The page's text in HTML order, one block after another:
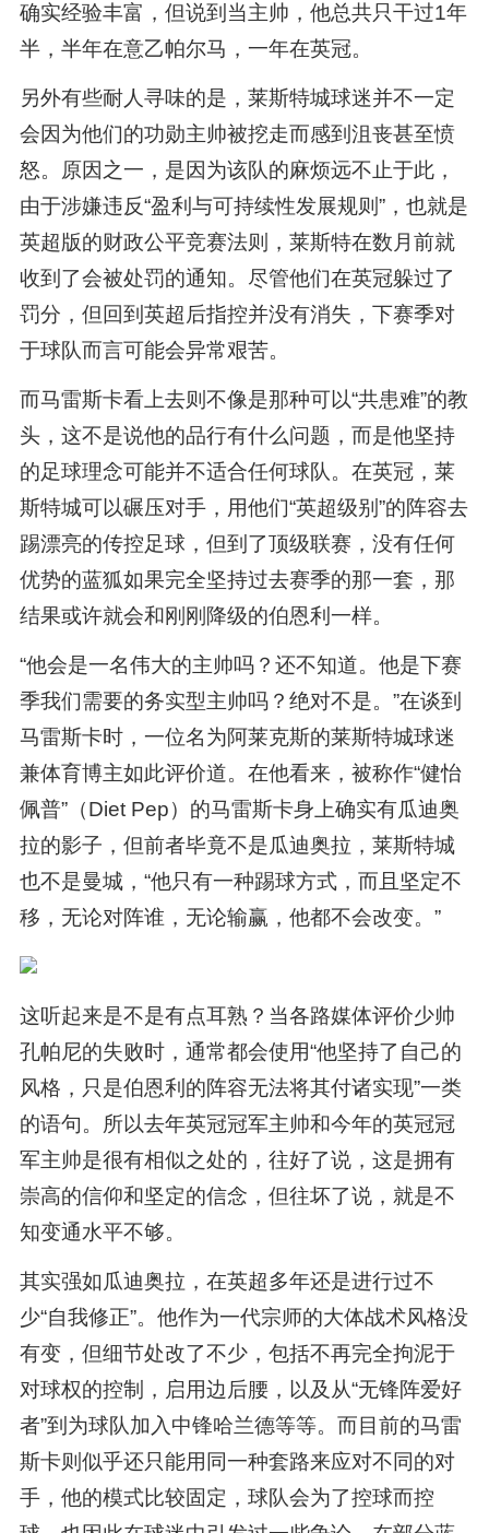
确实经验丰富，但说到当主帅，他总共只干过1年
半，半年在意乙帕尔马，一年在英冠。
另外有些耐人寻味的是，莱斯特城球迷并不一定
会因为他们的功勋主帅被挖走而感到沮丧甚至愤
怒。原因之一，是因为该队的麻烦远不止于此，
由于涉嫌违反“盈利与可持续性发展规则”，也就是
英超版的财政公平竞赛法则，莱斯特在数月前就
收到了会被处罚的通知。尽管他们在英冠躲过了
罚分，但回到英超后指控并没有消失，下赛季对
于球队而言可能会异常艰苦。
而马雷斯卡看上去则不像是那种可以“共患难”的教
头，这不是说他的品行有什么问题，而是他坚持
的足球理念可能并不适合任何球队。在英冠，莱
斯特城可以碾压对手，用他们“英超级别”的阵容去
踢漂亮的传控足球，但到了顶级联赛，没有任何
优势的蓝狐如果完全坚持过去赛季的那一套，那
结果或许就会和刚刚降级的伯恩利一样。
“他会是一名伟大的主帅吗？还不知道。他是下赛
季我们需要的务实型主帅吗？绝对不是。”在谈到
马雷斯卡时，一位名为阿莱克斯的莱斯特城球迷
兼体育博主如此评价道。在他看来，被称作“健怡
佩普”（Diet Pep）的马雷斯卡身上确实有瓜迪奥
拉的影子，但前者毕竟不是瓜迪奥拉，莱斯特城
也不是曼城，“他只有一种踢球方式，而且坚定不
移，无论对阵谁，无论输赢，他都不会改变。”
这听起来是不是有点耳熟？当各路媒体评价少帅
孔帕尼的失败时，通常都会使用“他坚持了自己的
风格，只是伯恩利的阵容无法将其付诸实现”一类
的语句。所以去年英冠冠军主帅和今年的英冠冠
军主帅是很有相似之处的，往好了说，这是拥有
崇高的信仰和坚定的信念，但往坏了说，就是不
知变通水平不够。
其实强如瓜迪奥拉，在英超多年还是进行过不
少“自我修正”。他作为一代宗师的大体战术风格没
有变，但细节处改了不少，包括不再完全拘泥于
对球权的控制，启用边后腰，以及从“无锋阵爱好
者”到为球队加入中锋哈兰德等等。而目前的马雷
斯卡则似乎还只能用同一种套路来应对不同的对
手，他的模式比较固定，球队会为了控球而控